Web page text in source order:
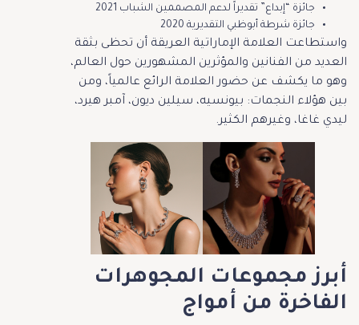
جائزة “إبداع” تقديراً لدعم المصممين الشباب 2021
جائزة شرطة أبوظبي التقديرية 2020
واستطاعت العلامة الإماراتية العريقة أن تحظى بثقة
العديد من الفنانين والمؤثرين المشهورين حول العالم،
وهو ما يكشف عن حضور العلامة الرائع عالمياً، ومن
بين هؤلاء النجمات: بيونسيه، سيلين ديون، آمبر هيرد،
ليدي غاغا، وغيرهم الكثير.
أبرز مجموعات المجوهرات
الفاخرة من أمواج